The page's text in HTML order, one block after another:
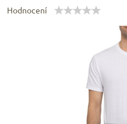
Hodnocení